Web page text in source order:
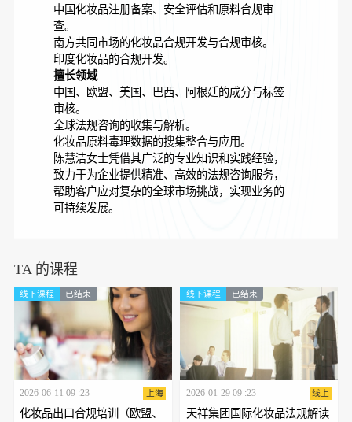
中国化妆品注册备案、安全评估和原料合规审
查。
南方共同市场的化妆品合规开发与合规审核。
印度化妆品的合规开发。
擅长领域
中国、欧盟、美国、巴西、阿根廷的成分与标签
审核。
全球法规咨询的收集与解析。
化妆品原料毒理数据的搜集整合与应用。
陈慧洁女士凭借其广泛的专业知识和实践经验，
致力于为企业提供精准、高效的法规咨询服务，
帮助客户应对复杂的全球市场挑战，实现业务的
可持续发展。
TA 的课程
线下课程 已结束
2026-06-11 09 :23 上海
化妆品出口合规培训（欧盟、
线下课程 已结束
2026-01-29 09 :23 线上
天祥集团国际化妆品法规解读